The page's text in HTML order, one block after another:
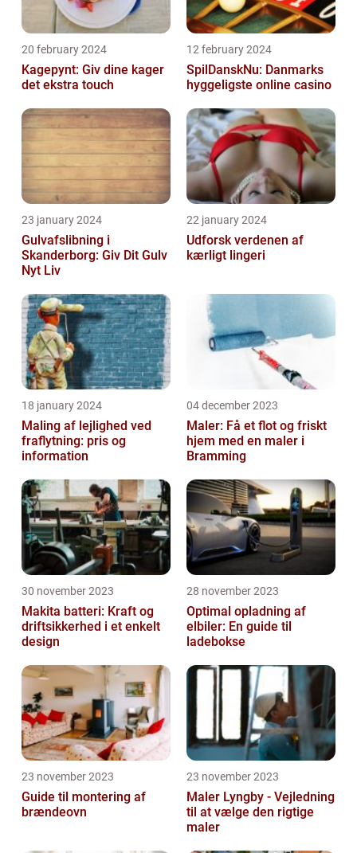
20 february 2024
Kagepynt: Giv dine kager
det ekstra touch
12 february 2024
SpilDanskNu: Danmarks
hyggeligste online casino
23 january 2024
Gulvafslibning i
Skanderborg: Giv Dit Gulv
Nyt Liv
22 january 2024
Udforsk verdenen af
kærligt lingeri
18 january 2024
Maling af lejlighed ved
fraflytning: pris og
information
04 december 2023
Maler: Få et flot og friskt
hjem med en maler i
Bramming
30 november 2023
Makita batteri: Kraft og
driftsikkerhed i et enkelt
design
28 november 2023
Optimal opladning af
elbiler: En guide til
ladebokse
23 november 2023
Guide til montering af
brændeovn
23 november 2023
Maler Lyngby - Vejledning
til at vælge den rigtige
maler